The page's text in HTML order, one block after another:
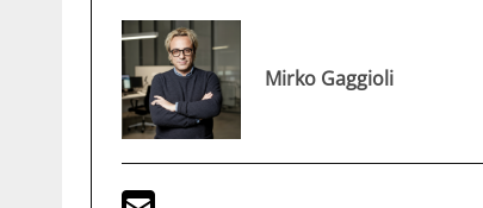
Mirko Gaggioli